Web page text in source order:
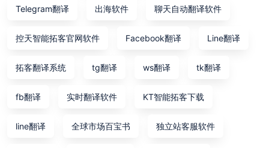
Telegram翻译 出海软件 聊天自动翻译软件
控天智能拓客官网软件 Facebook翻译 Line翻译
拓客翻译系统 tg翻译 ws翻译 tk翻译
fb翻译 实时翻译软件 KT智能拓客下载
line翻译 全球市场百宝书 独立站客服软件